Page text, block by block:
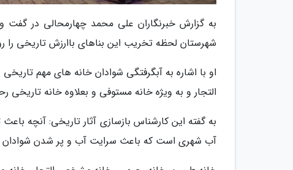
به گزارش خبرنگاران علی محمد چهارمحالی در گفت
شهرستان لحظه تخریب این بناهای باارزش تاریخی را
او با اشاره به آبگرفتگی شوادان خانه های مهم
التجار و به ویژه خانه مستوفی و بعلاوه خانه
به گفته این کارشناس بازسازی آثار تاریخی: آنچه
آب شهری است که باعث سرایت آب و پر شدن شوادان